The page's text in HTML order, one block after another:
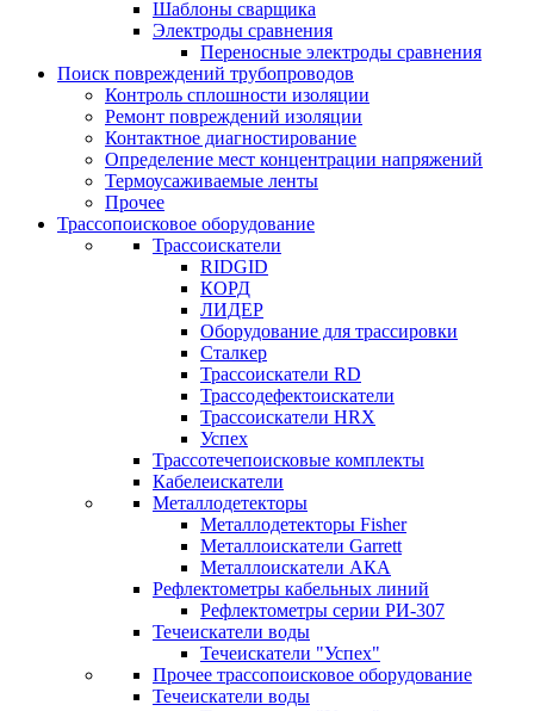
Шаблоны сварщика
Электроды сравнения
Переносные электроды сравнения
Поиск повреждений трубопроводов
Контроль сплошности изоляции
Ремонт повреждений изоляции
Контактное диагностирование
Определение мест концентрации напряжений
Термоусаживаемые ленты
Прочее
Трассопоисковое оборудование
Трассоискатели
RIDGID
КОРД
ЛИДЕР
Оборудование для трассировки
Сталкер
Трасcоискатели RD
Трассодефектоискатели
Трассоискатели HRX
Успех
Трассотечепоисковые комплекты
Кабелеискатели
Металлодетекторы
Металлодетекторы Fisher
Металлоискатели Garrett
Металлоискатели АКА
Рефлектометры кабельных линий
Рефлектометры серии РИ-307
Течеискатели воды
Течеискатели "Успех"
Прочее трассопоисковое оборудование
Течеискатели воды